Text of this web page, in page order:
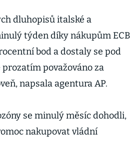
dluhopisů italské a
týden díky nákupům ECB
bod a dostaly se pod
považováno za
napsala agentura AP.
se minulý měsíc dohodli,
nakupovat vládní